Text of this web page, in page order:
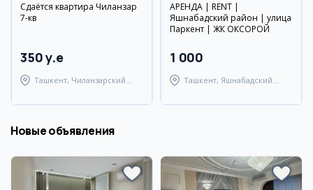
Сдаётся квартира Чиланзар
7-кв
350 y.e
Ташкент, Чиланзарский
АРЕНДА | RENT |
Яшнабадский район | улица
Паркент | ЖК ОКСОРОЙ
1 000
Ташкент, Яшнабадский
Новые объявления